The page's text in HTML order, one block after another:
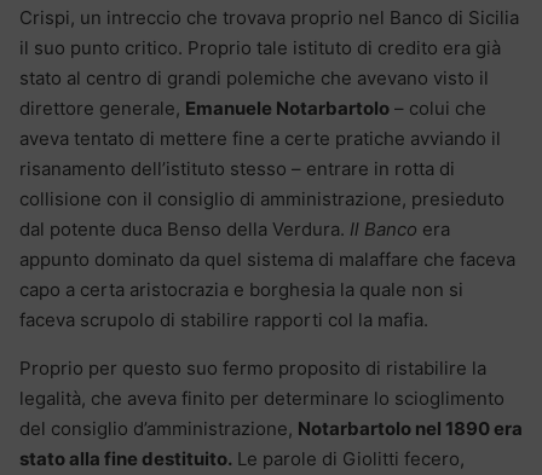
Crispi, un intreccio che trovava proprio nel Banco di Sicilia
il suo punto critico. Proprio tale istituto di credito era già
stato al centro di grandi polemiche che avevano visto il
direttore generale, Emanuele Notarbartolo – colui che
aveva tentato di mettere fine a certe pratiche avviando il
risanamento dell’istituto stesso – entrare in rotta di
collisione con il consiglio di amministrazione, presieduto
dal potente duca Benso della Verdura. Il Banco era
appunto dominato da quel sistema di malaffare che faceva
capo a certa aristocrazia e borghesia la quale non si
faceva scrupolo di stabilire rapporti col la mafia.
Proprio per questo suo fermo proposito di ristabilire la
legalità, che aveva finito per determinare lo scioglimento
del consiglio d’amministrazione, Notarbartolo nel 1890 era
stato alla fine destituito. Le parole di Giolitti fecero,